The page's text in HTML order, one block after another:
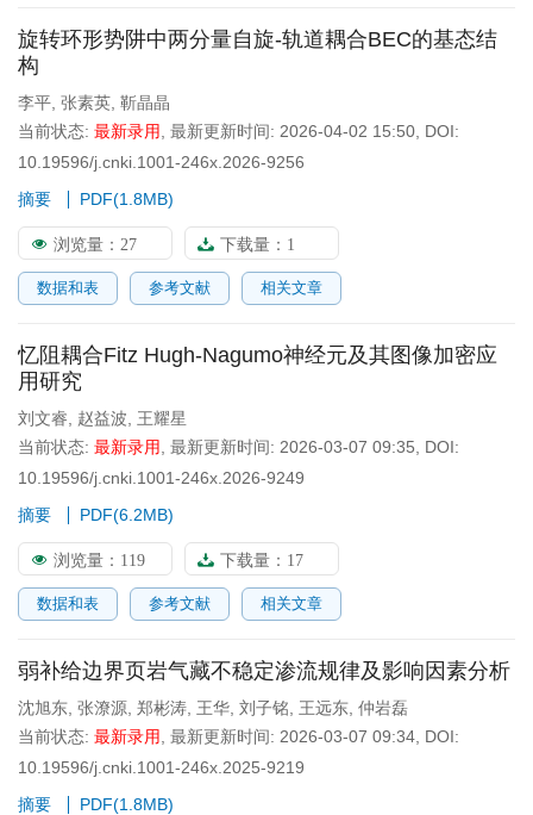
旋转环形势阱中两分量自旋-轨道耦合BEC的基态结
构
李平 张素英 靳晶晶
当前状态: 最新录用 最新更新时间: 2026-04-02 15:50 DOI:
10.19596/j.cnki.1001-246x.2026-9256
摘要
PDF(1.8MB)
浏览量： 27 下载量： 1
数据和表 参考文献 相关文章
忆阻耦合Fitz Hugh-Nagumo神经元及其图像加密应
用研究
刘文睿 赵益波
王耀星
当前状态: 最新录用 最新更新时间: 2026-03-07 09:35
DOI:
10.19596/j.cnki.1001-246x.2026-9249
摘要
PDF(6.2MB)
浏览量： 119 下载量： 17
数据和表 参考文献 相关文章
弱补给边界页岩气藏不稳定渗流规律及影响因素分析
沈旭东 张潦源 郑彬涛 王华 刘子铭 王远东 仲岩磊
当前状态: 最新录用 最新更新时间: 2026-03-07 09:34 DOI:
10.19596/j.cnki.1001-246x.2025-9219
摘要
PDF(1.8MB)